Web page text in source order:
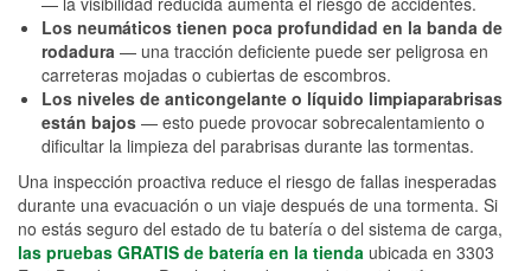
Los neumáticos tienen poca profundidad en la banda de
rodadura — una tracción deficiente puede ser peligrosa en
carreteras mojadas o cubiertas de escombros.
Los niveles de anticongelante o líquido limpiaparabrisas
están bajos — esto puede provocar sobrecalentamiento o
dificultar la limpieza del parabrisas durante las tormentas.
Una inspección proactiva reduce el riesgo de fallas inesperadas
durante una evacuación o un viaje después de una tormenta. Si
no estás seguro del estado de tu batería o del sistema de carga,
las pruebas GRATIS de batería en la tienda ubicada en 3303